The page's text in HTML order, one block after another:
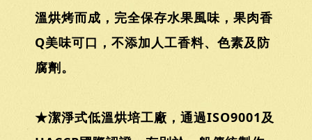
溫烘烤而成，完全保存水果風味，果肉香
Q美味可口，不添加人工香料、色素及防
腐劑。
★潔淨式低溫烘培工廠，通過ISO9001及